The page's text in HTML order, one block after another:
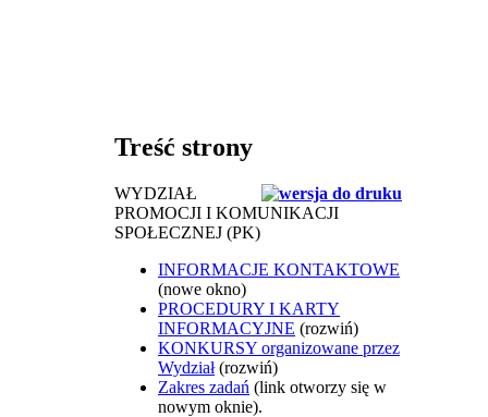
Treść strony
WYDZIAŁ
PROMOCJI I KOMUNIKACJI
SPOŁECZNEJ (PK)
INFORMACJE KONTAKTOWE
(nowe okno)
PROCEDURY I KARTY
INFORMACYJNE (rozwiń)
KONKURSY organizowane przez
Wydział (rozwiń)
Zakres zadań (link otworzy się w
nowym oknie).